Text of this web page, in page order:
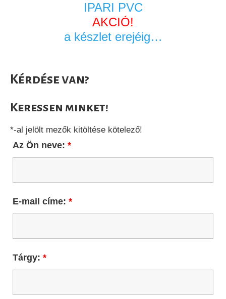
IPARI PVC
AKCIÓ!
a készlet erejéig…
Kérdése van?
Keressen minket!
*-al jelölt mezők kitöltése kötelező!
Az Ön neve: *
E-mail címe: *
Tárgy: *